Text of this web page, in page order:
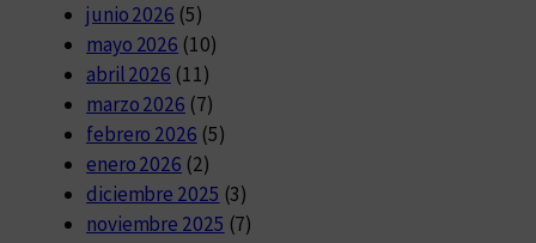
junio 2026 (5)
mayo 2026 (10)
abril 2026 (11)
marzo 2026 (7)
febrero 2026 (5)
enero 2026 (2)
diciembre 2025 (3)
noviembre 2025 (7)